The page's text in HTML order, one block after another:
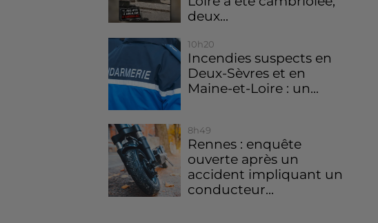
deux...
10h20
Incendies suspects en
Deux-Sèvres et en
Maine-et-Loire : un...
8h49
Rennes : enquête
ouverte après un
accident impliquant un
conducteur...